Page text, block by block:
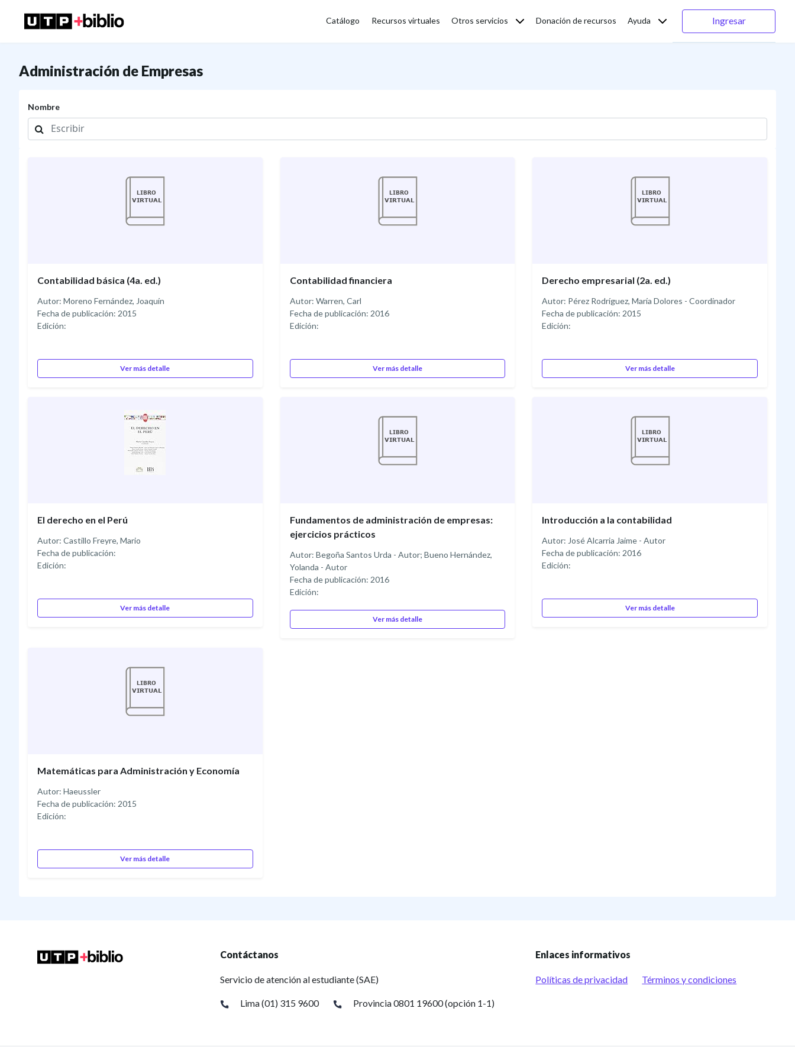
Catálogo Recursos virtuales Otros servicios Donación de recursos Ayuda Ingresar
Administración de Empresas
Nombre
Contabilidad básica (4a. ed.)
Autor: Moreno Fernández, Joaquín
Fecha de publicación: 2015
Edición:
Ver más detalle
Contabilidad financiera
Autor: Warren, Carl
Fecha de publicación: 2016
Edición:
Ver más detalle
Derecho empresarial (2a. ed.)
Autor: Pérez Rodríguez, María Dolores - Coordinador
Fecha de publicación: 2015
Edición:
Ver más detalle
El derecho en el Perú
Autor: Castillo Freyre, Mario
Fecha de publicación:
Edición:
Ver más detalle
Fundamentos de administración de empresas:
ejercicios prácticos
Autor: Begoña Santos Urda - Autor; Bueno Hernández,
Yolanda - Autor
Fecha de publicación: 2016
Edición:
Ver más detalle
Introducción a la contabilidad
Autor: José Alcarria Jaime - Autor
Fecha de publicación: 2016
Edición:
Ver más detalle
Matemáticas para Administración y Economía
Autor: Haeussler
Fecha de publicación: 2015
Edición:
Ver más detalle
Contáctanos
Servicio de atención al estudiante (SAE)
Lima (01) 315 9600 Provincia 0801 19600 (opción 1-1)
Enlaces informativos
Políticas de privacidad Términos y condiciones